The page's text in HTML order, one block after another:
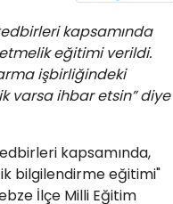
kapsamında
eğitimi verildi.
işbirliğindeki
varsa ihbar etsin” diye
kapsamında,
bilgilendirme eğitimi"
İlçe Milli Eğitim